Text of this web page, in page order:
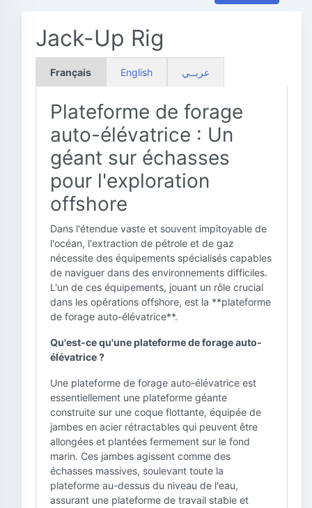
Jack-Up Rig
Français English عربــي
Plateforme de forage
auto-élévatrice : Un
géant sur échasses
pour l'exploration
offshore
Dans l'étendue vaste et souvent impitoyable de
l'océan, l'extraction de pétrole et de gaz
nécessite des équipements spécialisés capables
de naviguer dans des environnements difficiles.
L'un de ces équipements, jouant un rôle crucial
dans les opérations offshore, est la **plateforme
de forage auto-élévatrice**.
Qu'est-ce qu'une plateforme de forage auto-
élévatrice ?
Une plateforme de forage auto-élévatrice est
essentiellement une plateforme géante
construite sur une coque flottante, équipée de
jambes en acier rétractables qui peuvent être
allongées et plantées fermement sur le fond
marin. Ces jambes agissent comme des
échasses massives, soulevant toute la
plateforme au-dessus du niveau de l'eau,
assurant une plateforme de travail stable et